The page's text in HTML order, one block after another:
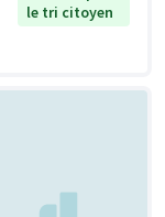
le tri citoyen